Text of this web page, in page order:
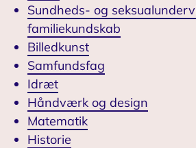
Sundheds- og
familiekundskab
Billedkunst
Samfundsfag
Idræt
Håndværk og design
Matematik
Historie